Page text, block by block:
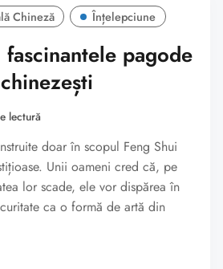
Chineză Înțelepciune
pagode
lectură
doar în scopul Feng Shui
Unii oameni cred că, pe
lor scade, ele vor dispărea în
ca o formă de artă din